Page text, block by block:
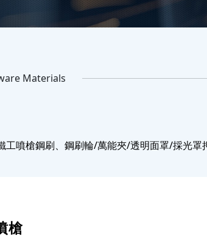
Materials
工噴槍鋼刷、鋼刷輪/萬能夾/透明面罩/採光
槍